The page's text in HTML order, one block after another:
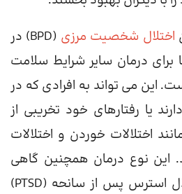
اختلال شخصیت مرزی
(BPD) در
برای درمان سایر شرایط سلامت
این می تواند به افرادی که در
یا رفتارهای خود تخریبی از
اختلالات خوردن و اختلالات
نوع درمان همچنین گاهی
اوقات برای درمان اختلال استرس پس از سانحه (PTSD)